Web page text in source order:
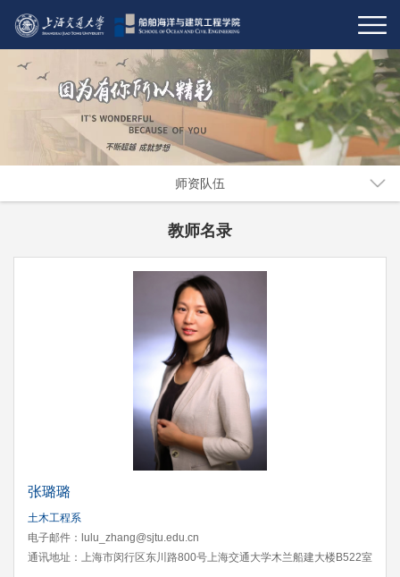
师资队伍
教师名录
张璐璐
土木工程系
电子邮件：lulu_zhang@sjtu.edu.cn
通讯地址：上海市闵行区东川路800号上海交通大学木兰船建大楼B522室